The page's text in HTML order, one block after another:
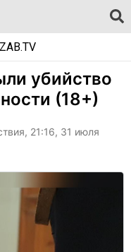
ZAB.TV
убийство
(18+)
21:16, 31 июля